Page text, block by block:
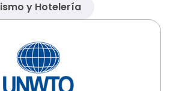
y Hotelería​​